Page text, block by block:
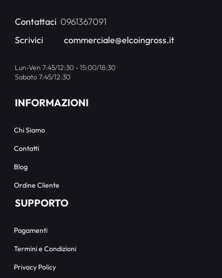
Contattaci 0961367091
Scrivici
commerciale@elcoingross.it
Lun-Ven 7:45/12:30 - 15:00/18:30
Sabato 7:45/12:30
INFORMAZIONI
Chi Siamo
Contatti
Blog
Ordine Cliente
SUPPORTO
Pagamenti
Termini e Condizioni
Privacy Policy